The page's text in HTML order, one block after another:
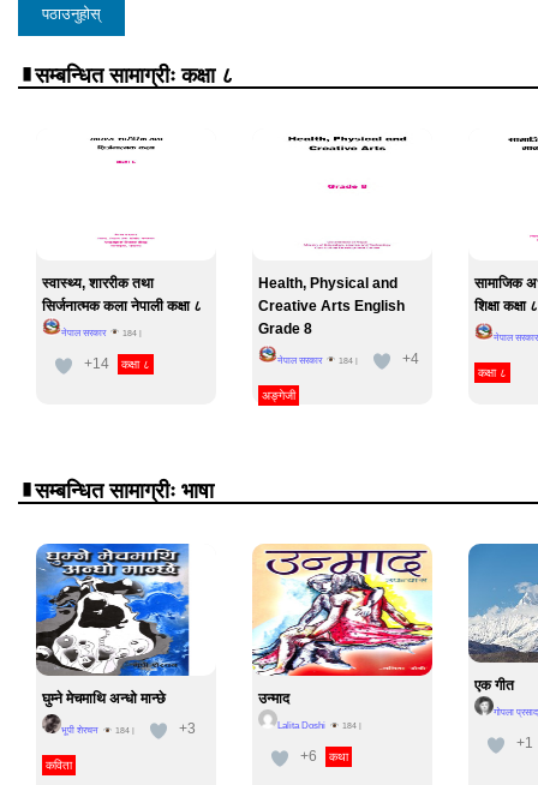
सम्बन्धित सामाग्रीः कक्षा ८
स्वास्थ्य, शाररीक तथा
सिर्जनात्मक कला नेपाली कक्षा ८
नेपाल सरकार 184|
+14 कक्षा ८
Health, Physical and
Creative Arts English
Grade 8
नेपाल सरकार 184| +4
अङ्गेजी
सामाजिक
शिक्षा कक्षा ८
नेपाल सरकार
कक्षा ८
सम्बन्धित सामाग्रीः भाषा
घुम्ने मेचमाथि अन्धो मान्छे
भूपी शेरचन 184| +3
कविता
उन्माद
Lalita Doshi 184|
+6 कथा
एक गीत
गोपला
+1